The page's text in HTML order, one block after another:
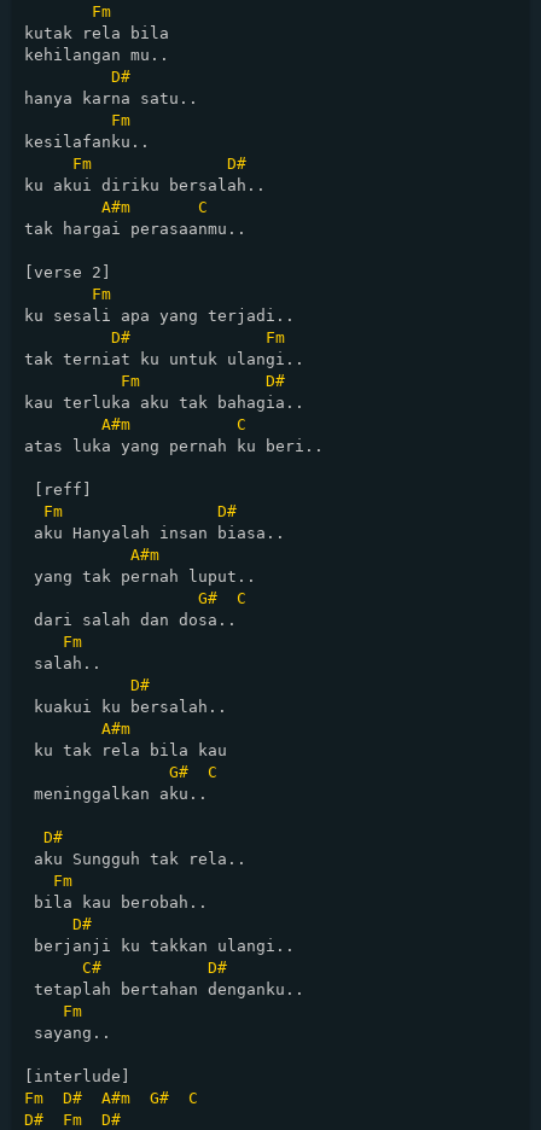
Fm
kutak rela bila
kehilangan mu..
D#
hanya karna satu..
Fm
kesilafanku..
Fm
D#
ku akui diriku bersalah..
A#m
C
tak hargai perasaanmu..
[verse 2]
Fm
ku sesali apa yang terjadi..
D#
Fm
tak terniat ku untuk ulangi..
Fm
D#
kau terluka aku tak bahagia..
A#m
C
atas luka yang pernah ku beri..
[reff]
Fm
D#
aku Hanyalah insan biasa..
A#m
yang tak pernah luput..
G#
C
dari salah dan dosa..
Fm
salah..
D#
kuakui ku bersalah..
A#m
ku tak rela bila kau
G#
C
meninggalkan aku..
D#
aku Sungguh tak rela..
Fm
bila kau berobah..
D#
berjanji ku takkan ulangi..
C#
D#
tetaplah bertahan denganku..
Fm
sayang..
Fm
D# A#m G#
C
D#
Fm
D#